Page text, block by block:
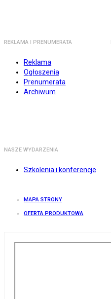
REKLAMA I PRENUMERATA
Reklama
Ogłoszenia
Prenumerata
Archiwum
NASZE WYDARZENIA
Szkolenia i konferencje
MAPA STRONY
OFERTA PRODUKTOWA